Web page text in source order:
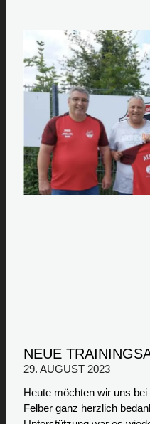
NEUE
29. AUGUST 2023
Heute möchten wir uns
Felber ganz herzlich